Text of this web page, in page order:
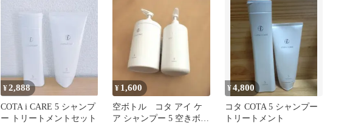
¥2,888
COTA i CARE 5 シャンプ
ー トリートメントセット
¥ 1,600
空ボトル コタ アイ ケ
ア シャンプー 5 空きボト
¥4,800
コタ COTA 5 シャンプー
トリートメント